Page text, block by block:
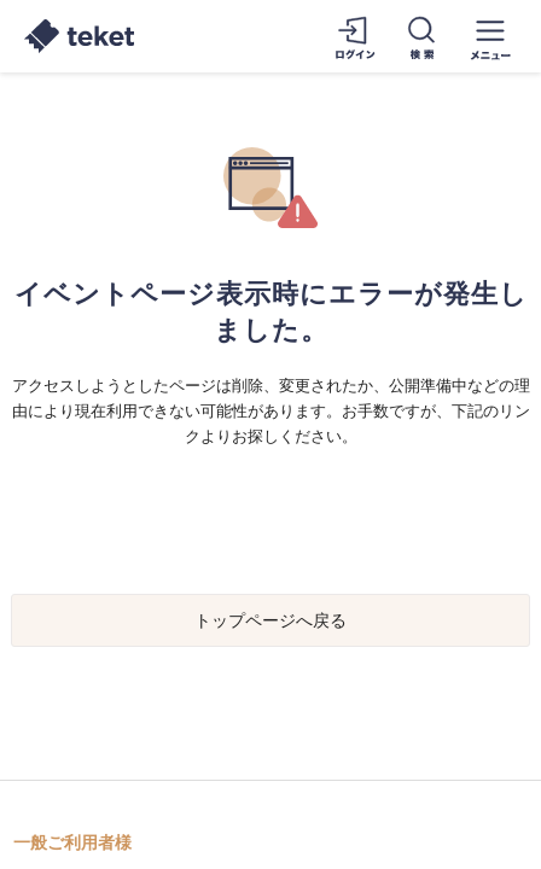
イベントページ表示時にエラーが発生し
ました。
アクセスしようとしたページは削除、変更されたか、公開準備中などの理
由により現在利用できない可能性があります。お手数ですが、下記のリン
クよりお探しください。
トップページへ戻る
一般ご利用者様